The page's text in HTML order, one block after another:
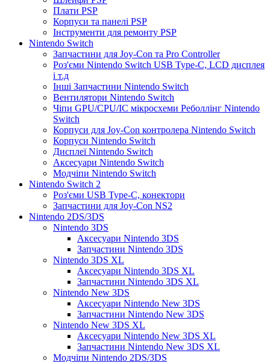
Плати PSP
Корпуси та панелі PSP
Інструменти для ремонту PSP
Nintendo Switch
Запчастини для Joy-Con та Pro Controller
Роз'єми Nintendo Switch USB Type-C, LCD дисплея
і т.д
Інші Запчастини Nintendo Switch
Вентилятори Nintendo Switch
Чіпи GPU/CPU/IC мікросхеми Реболлінг Nintendo
Switch
Корпуси для Joy-Con контролера Nintendo Switch
Корпуси Nintendo Switch
Дисплеї Nintendo Switch
Аксесуари Nintendo Switch
Модчіпи Nintendo Switch
Nintendo Switch 2
Роз'єми USB Type-C, конектори
Запчастини для Joy-Con NS2
Nintendo 2DS/3DS
Nintendo 3DS
Аксесуари Nintendo 3DS
Запчастини Nintendo 3DS
Nintendo 3DS XL
Аксесуари Nintendo 3DS XL
Запчастини Nintendo 3DS XL
Nintendo New 3DS
Аксесуари Nintendo New 3DS
Запчастини Nintendo New 3DS
Nintendo New 3DS XL
Аксесуари Nintendo New 3DS XL
Запчастини Nintendo New 3DS XL
Модчіпи Nintendo 2DS/3DS